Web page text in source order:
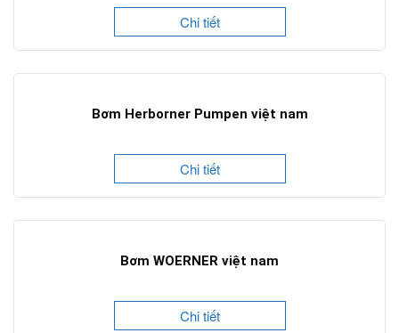
Chi tiết
Bơm Herborner Pumpen việt nam
Chi tiết
Bơm WOERNER việt nam
Chi tiết